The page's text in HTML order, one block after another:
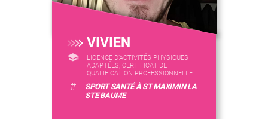
VIVIEN
LICENCE D’ACTIVITÉS PHYSIQUES
ADAPTÉES, CERTIFICAT DE
QUALIFICATION PROFESSIONNELLE
#
SPORT SANTÉ À ST MAXIMIN LA
STE BAUME